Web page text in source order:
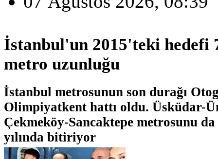
İstanbul'un 2015'teki hedefi
metro uzunluğu
İstanbul metrosunun son durağı
Olimpiyatkent hattı oldu. Üsküdar-
Çekmeköy-Sancaktepe metrosunu
yılında bitiriyor